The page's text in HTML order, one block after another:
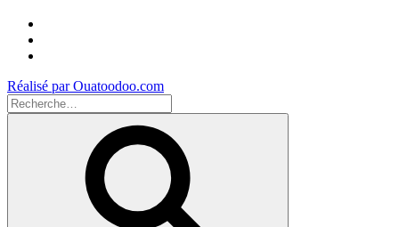
Réalisé par Ouatoodoo.com
Recherche
pour